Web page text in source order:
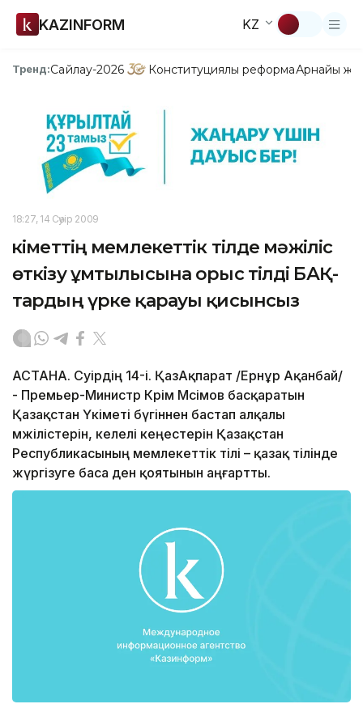
KAZINFORM KZ
Тренд:Сайлау-2026 Конституциялық реформаАрнайы
18:27, 14 Сәуір 2009
Үкіметтің мемлекеттік тілде мәжіліс
өткізу ұмтылысына орыс тілді БАҚ-
тардың үрке қарауы қисынсыз
АСТАНА. Сәуірдің 14-і. ҚазАқпарат /Ернұр Ақанбай/
- Премьер-Министр Кәрім Мәсімов басқаратын
Қазақстан Үкіметі бүгіннен бастап алқалы
мәжілістерін, келелі кеңестерін Қазақстан
Республикасының мемлекеттік тілі – қазақ тілінде
жүргізуге баса ден қоятынын аңғартты.